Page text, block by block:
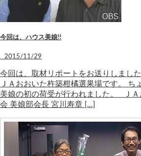
今回は、ハウス美娘!!
2015/11/29
今回は、取材リポートをお送りしまし
ＪＡおおいた杵築柑橘選果場です。 ち
美娘の初の荷受が行われました。 Ｊ
会 美娘部会長 宮川寿章 […]